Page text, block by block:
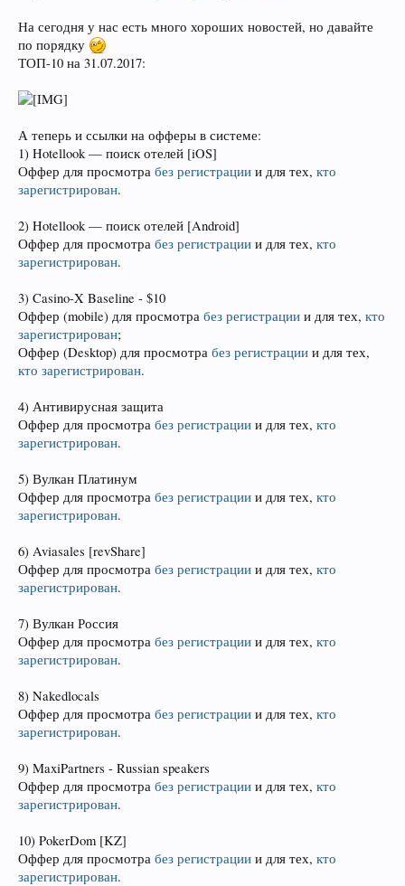
На сегодня у нас есть много хороших новостей, но давайте
по порядку
ТОП-10 на 31.07.2017:
А теперь и ссылки на офферы в системе:
1) Hotellook — поиск отелей [iOS]
Оффер для просмотра без регистрации и для тех, кто
зарегистрирован.
2) Hotellook — поиск отелей [Android]
Оффер для просмотра без регистрации и для тех, кто
зарегистрирован.
3) Casino-X Baseline - $10
Оффер (mobile) для просмотра без регистрации и для тех, кто
зарегистрирован;
Оффер (Desktop) для просмотра без регистрации и для тех,
кто зарегистрирован.
4) Антивирусная защита
Оффер для просмотра без регистрации и для тех, кто
зарегистрирован.
5) Вулкан Платинум
Оффер для просмотра без регистрации и для тех, кто
зарегистрирован.
6) Aviasales [revShare]
Оффер для просмотра без регистрации и для тех, кто
зарегистрирован.
7) Вулкан Россия
Оффер для просмотра без регистрации и для тех, кто
зарегистрирован.
8) Nakedlocals
Оффер для просмотра без регистрации и для тех, кто
зарегистрирован.
9) MaxiPartners - Russian speakers
Оффер для просмотра без регистрации и для тех, кто
зарегистрирован.
10) PokerDom [KZ]
Оффер для просмотра без регистрации и для тех, кто
зарегистрирован.